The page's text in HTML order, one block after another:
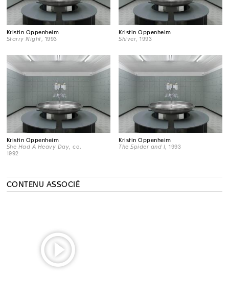
Kristin Oppenheim
Starry Night , 1993
Kristin Oppenheim
Shiver , 1993
Kristin Oppenheim
She Had A Heavy Day , ca.
1992
Kristin Oppenheim
The Spider and I , 1993
CONTENU ASSOCIÉ